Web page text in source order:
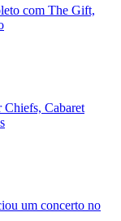
com The Gift,
Cabaret
um concerto no